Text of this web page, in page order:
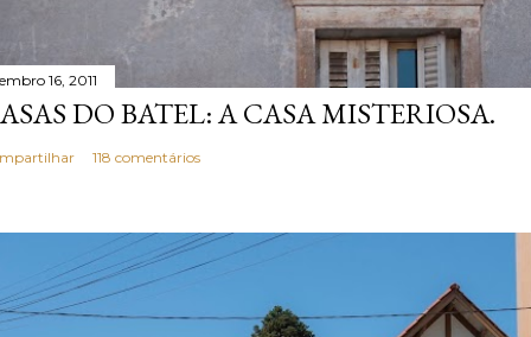
16, 2011
DO BATEL: A CASA MISTERIOSA.
118 comentários